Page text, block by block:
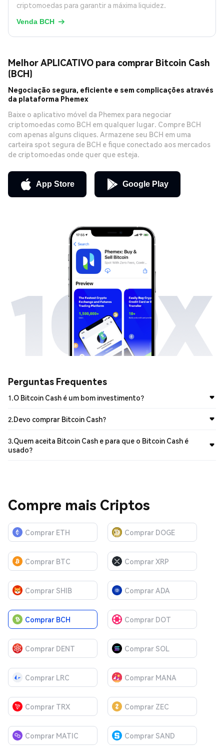
criptomoedas para garantir a máxima liquidez.
Venda BCH 
Melhor APLICATIVO para comprar Bitcoin Cash
(BCH)
Negociação segura, eficiente e sem complicações através
da plataforma Phemex
Baixe o aplicativo móvel da Phemex para negociar
criptomoedas como BCH em qualquer lugar. Compre BCH
com apenas alguns cliques. Armazene seu BCH em uma
carteira spot segura de BCH e fique conectado aos mercados
de criptomoedas onde quer que esteja.
App Store Google Play
Perguntas Frequentes
1.O Bitcoin Cash é um bom investimento? 
2.Devo comprar Bitcoin Cash? 
3.Quem aceita Bitcoin Cash e para que o Bitcoin Cash é
usado?

Compre mais Criptos
Comprar ETH Comprar DOGE
Comprar BTC Comprar XRP
Comprar SHIB Comprar ADA
Comprar BCH Comprar DOT
Comprar DENT Comprar SOL
Comprar LRC Comprar MANA
Comprar TRX Comprar ZEC
Comprar MATIC Comprar SAND